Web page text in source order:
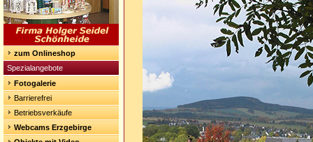
zum Onlineshop
Spezialangebote
Fotogalerie
Barrierefrei
Betriebsverkäufe
Webcams Erzgebirge